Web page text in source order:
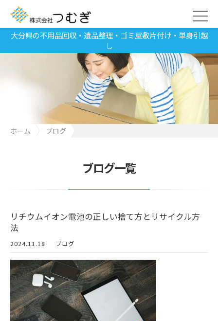
大分県の不用品回収・遺品整理・ゴミ屋敷片付け・単身引越
し
ホーム
ブログ
ブログ一覧
リチウムイオン電池の正しい捨て方とリサイクル方
法
2024.11.18 ブログ